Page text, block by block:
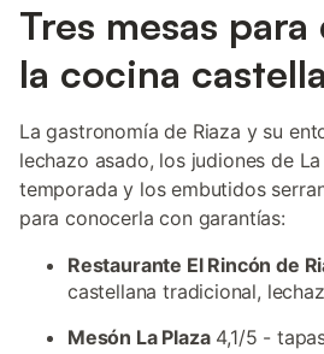
Tres mesas
la cocina
La gastronomía de Riaza y su
lechazo asado, los judiones de
temporada y los embutidos
para conocerla con garantías:
Restaurante El Rincón de
castellana tradicional,
Mesón La Plaza4,1/5 -